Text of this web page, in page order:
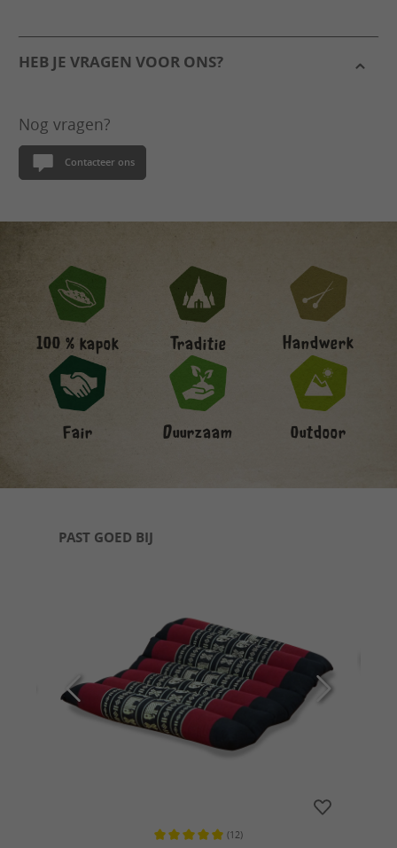
HEB JE VRAGEN VOOR ONS?
Nog vragen?
Contacteer ons
100 % kapok Traditie Handwerk
Fair Duurzaam Outdoor
Productgalerij overslaan
PAST GOED BIJ
(12)